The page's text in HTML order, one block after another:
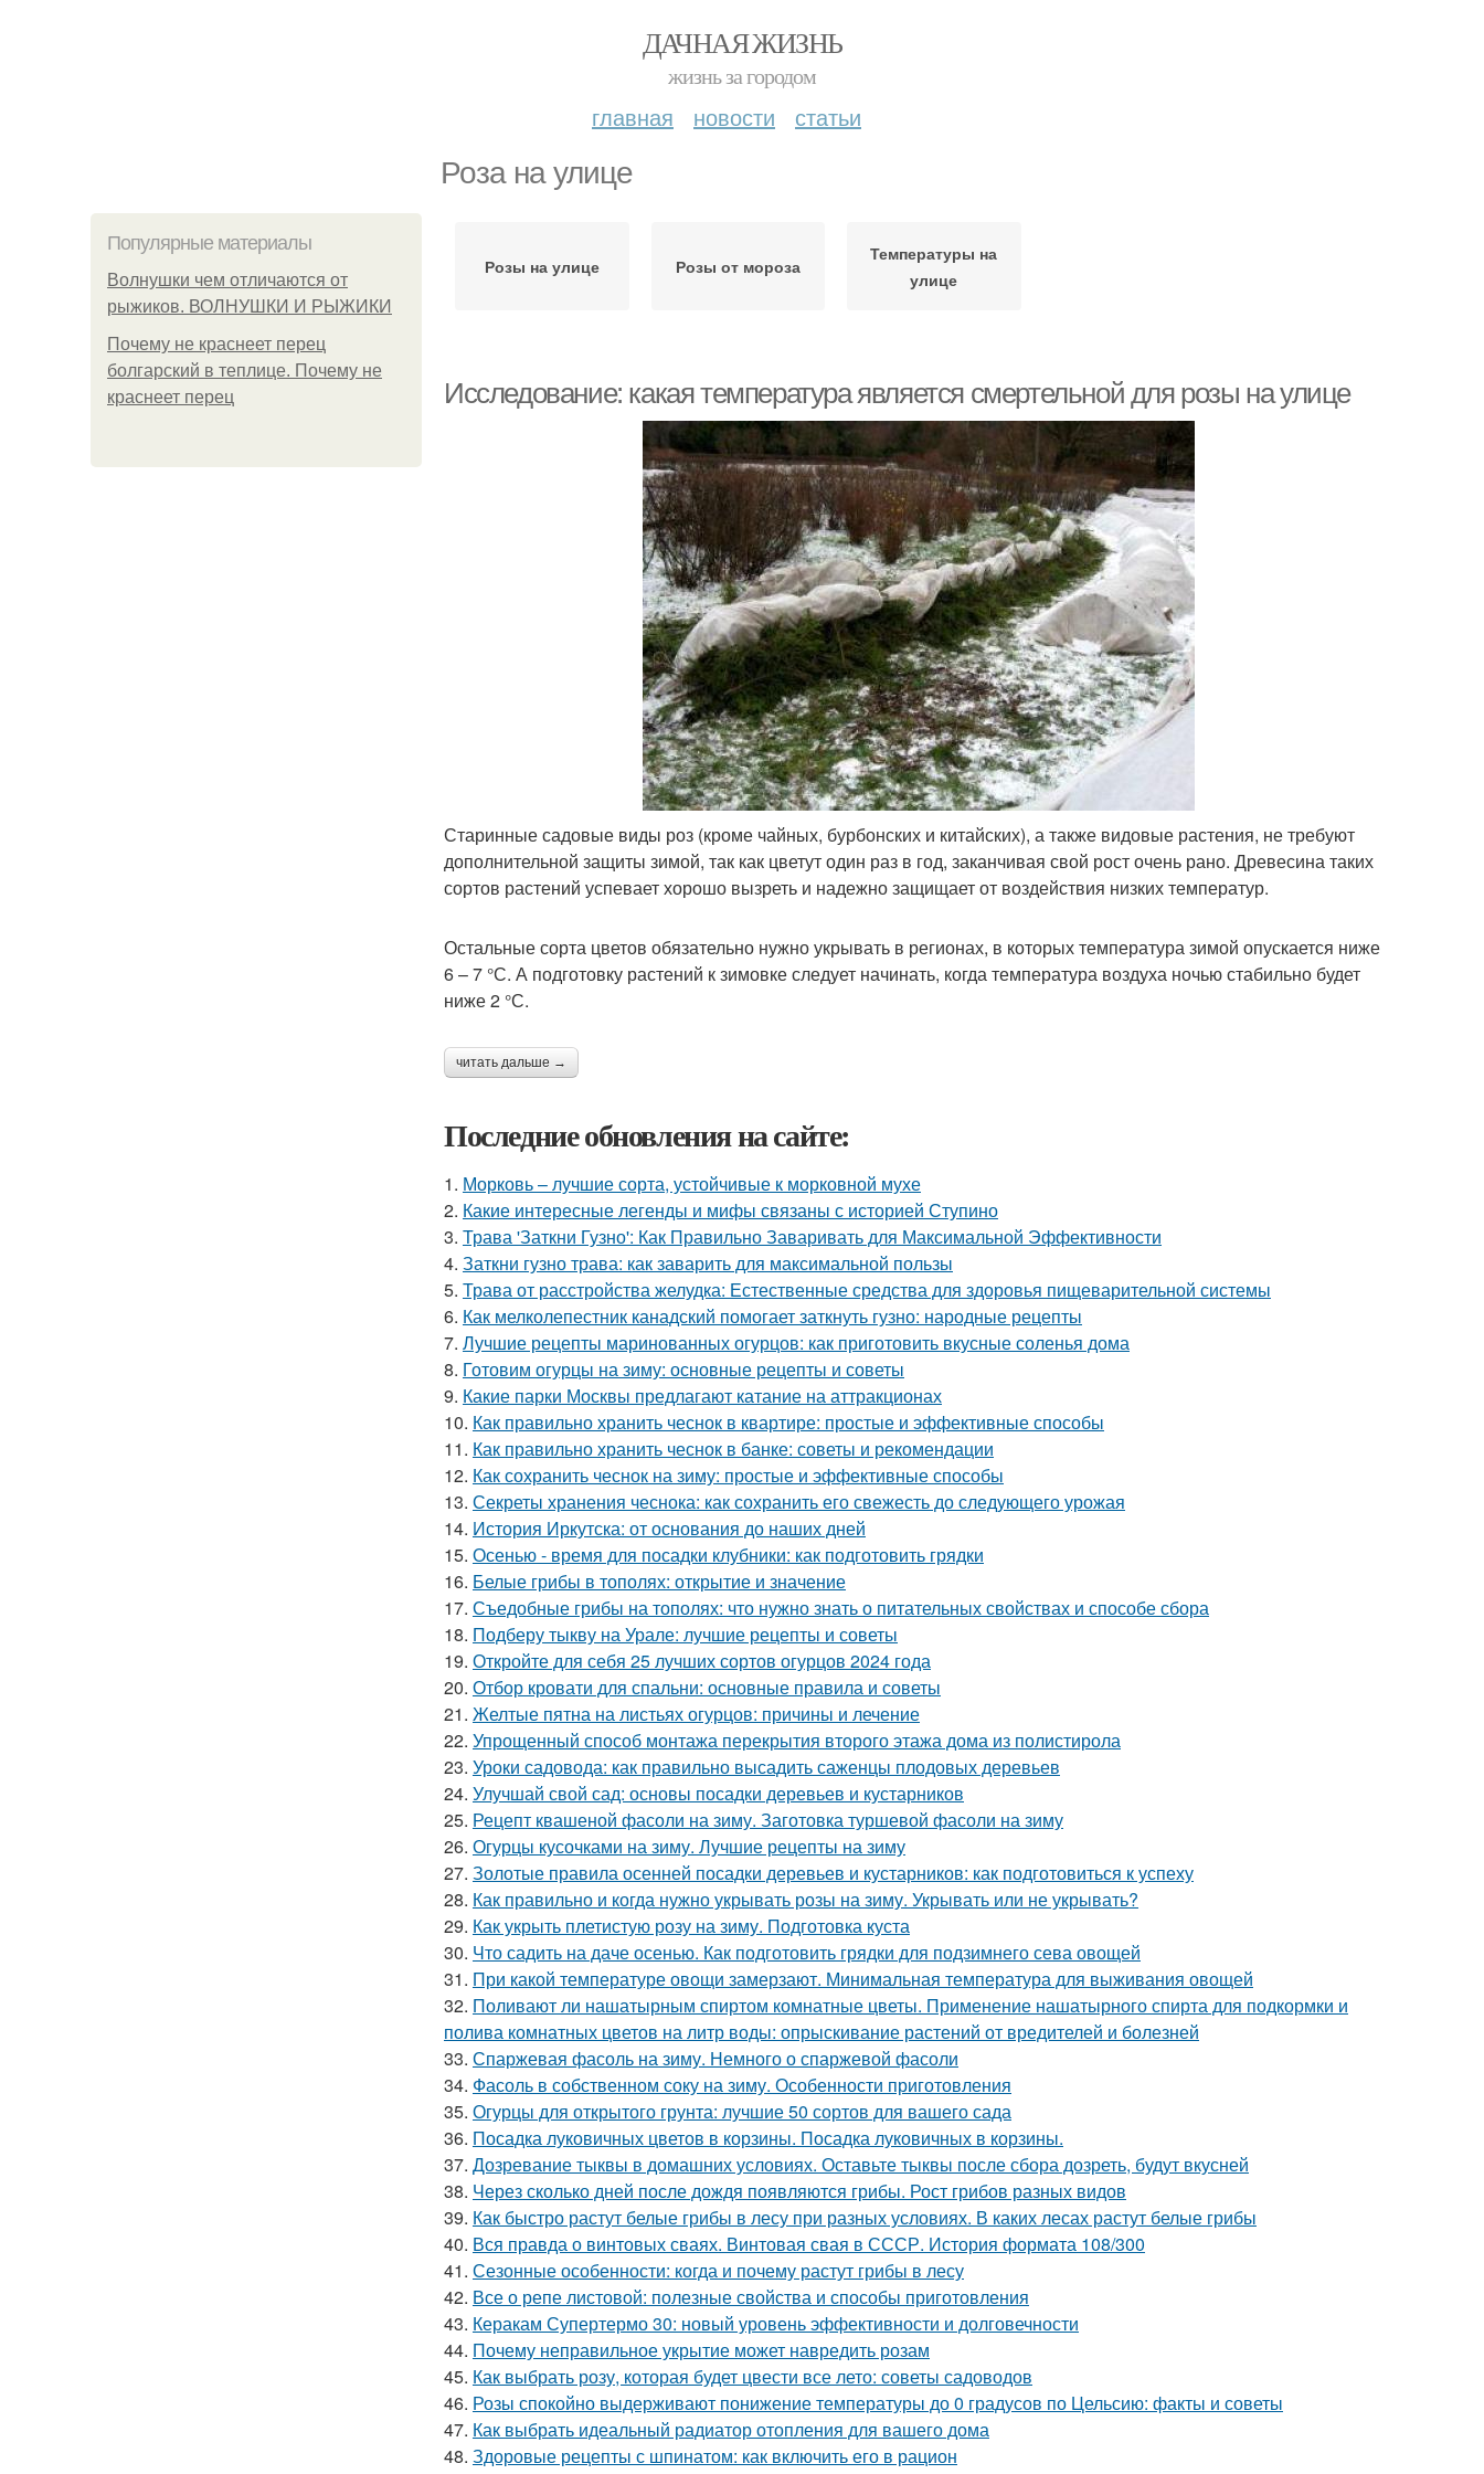
ДАЧНАЯ ЖИЗНЬ
жизнь за городом
главная новости статьи
Роза на улице
Популярные материалы
Волнушки чем отличаются от
рыжиков. ВОЛНУШКИ И РЫЖИКИ
Почему не краснеет перец
болгарский в теплице. Почему не
краснеет перец
Розы на улице Розы от мороза
Температуры на
улице
Исследование: какая температура является смертельной для розы на улице
Старинные садовые виды роз (кроме чайных, бурбонских и китайских), а также видовые растения, не требуют
дополнительной защиты зимой, так как цветут один раз в год, заканчивая свой рост очень рано. Древесина таких
сортов растений успевает хорошо вызреть и надежно защищает от воздействия низких температур.
Остальные сорта цветов обязательно нужно укрывать в регионах, в которых температура зимой опускается ниже
6 – 7 °С. А подготовку растений к зимовке следует начинать, когда температура воздуха ночью стабильно будет
ниже 2 °С.
читать дальше →
Последние обновления на сайте:
1. Морковь – лучшие сорта, устойчивые к морковной мухе
2. Какие интересные легенды и мифы связаны с историей Ступино
3. Трава 'Заткни Гузно': Как Правильно Заваривать для Максимальной Эффективности
4. Заткни гузно трава: как заварить для максимальной пользы
5. Трава от расстройства желудка: Естественные средства для здоровья пищеварительной системы
6. Как мелколепестник канадский помогает заткнуть гузно: народные рецепты
7. Лучшие рецепты маринованных огурцов: как приготовить вкусные соленья дома
8. Готовим огурцы на зиму: основные рецепты и советы
9. Какие парки Москвы предлагают катание на аттракционах
10. Как правильно хранить чеснок в квартире: простые и эффективные способы
11. Как правильно хранить чеснок в банке: советы и рекомендации
12. Как сохранить чеснок на зиму: простые и эффективные способы
13. Секреты хранения чеснока: как сохранить его свежесть до следующего урожая
14. История Иркутска: от основания до наших дней
15. Осенью - время для посадки клубники: как подготовить грядки
16. Белые грибы в тополях: открытие и значение
17. Съедобные грибы на тополях: что нужно знать о питательных свойствах и способе сбора
18. Подберу тыкву на Урале: лучшие рецепты и советы
19. Откройте для себя 25 лучших сортов огурцов 2024 года
20. Отбор кровати для спальни: основные правила и советы
21. Желтые пятна на листьях огурцов: причины и лечение
22. Упрощенный способ монтажа перекрытия второго этажа дома из полистирола
23. Уроки садовода: как правильно высадить саженцы плодовых деревьев
24. Улучшай свой сад: основы посадки деревьев и кустарников
25. Рецепт квашеной фасоли на зиму. Заготовка туршевой фасоли на зиму
26. Огурцы кусочками на зиму. Лучшие рецепты на зиму
27. Золотые правила осенней посадки деревьев и кустарников: как подготовиться к успеху
28. Как правильно и когда нужно укрывать розы на зиму. Укрывать или не укрывать?
29. Как укрыть плетистую розу на зиму. Подготовка куста
30. Что садить на даче осенью. Как подготовить грядки для подзимнего сева овощей
31. При какой температуре овощи замерзают. Минимальная температура для выживания овощей
32. Поливают ли нашатырным спиртом комнатные цветы. Применение нашатырного спирта для подкормки и
полива комнатных цветов на литр воды: опрыскивание растений от вредителей и болезней
33. Спаржевая фасоль на зиму. Немного о спаржевой фасоли
34. Фасоль в собственном соку на зиму. Особенности приготовления
35. Огурцы для открытого грунта: лучшие 50 сортов для вашего сада
36. Посадка луковичных цветов в корзины. Посадка луковичных в корзины.
37. Дозревание тыквы в домашних условиях. Оставьте тыквы после сбора дозреть, будут вкусней
38. Через сколько дней после дождя появляются грибы. Рост грибов разных видов
39. Как быстро растут белые грибы в лесу при разных условиях. В каких лесах растут белые грибы
40. Вся правда о винтовых сваях. Винтовая свая в СССР. История формата 108/300
41. Сезонные особенности: когда и почему растут грибы в лесу
42. Все о репе листовой: полезные свойства и способы приготовления
43. Керакам Супертермо 30: новый уровень эффективности и долговечности
44. Почему неправильное укрытие может навредить розам
45. Как выбрать розу, которая будет цвести все лето: советы садоводов
46. Розы спокойно выдерживают понижение температуры до 0 градусов по Цельсию: факты и советы
47. Как выбрать идеальный радиатор отопления для вашего дома
48. Здоровые рецепты с шпинатом: как включить его в рацион